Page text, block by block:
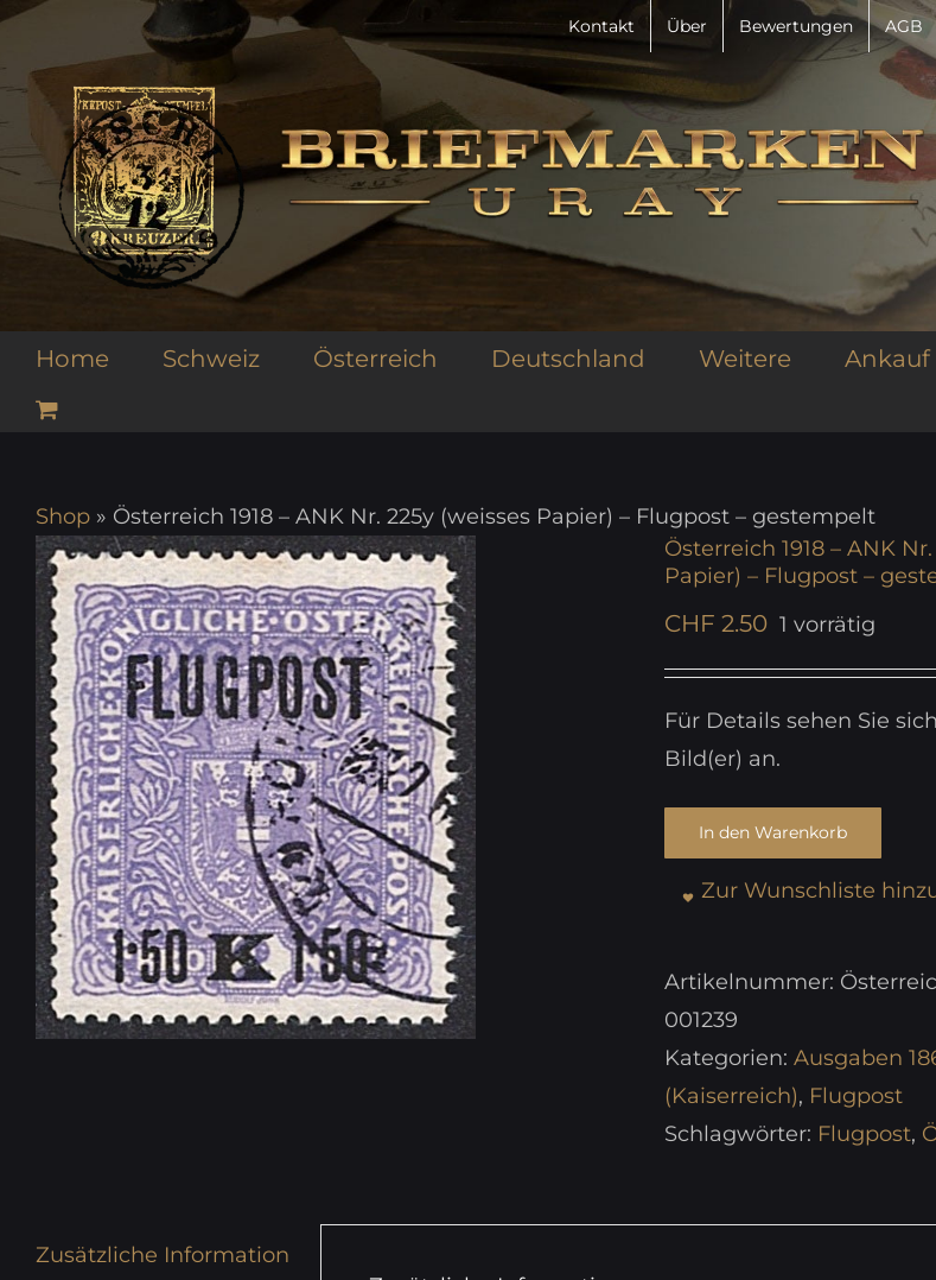
Zum
springen
Kontakt Über Bewertungen AGB
Home Schweiz Österreich Deutschland Weitere Ankauf
Shop » Österreich 1918 – ANK Nr. 225y (weisses Papier) – Flugpost – gestempelt
Österreich 1918 – ANK
Papier) – Flugpost –
CHF 2.50 1 vorrätig
Für Details sehen Sie
Bild(er) an.
In den Warenkorb
Zur Wunschliste
Artikelnummer:
001239
Kategorien: Ausgaben
(Kaiserreich), Flugpost
Schlagwörter: Flugpost,
Zusätzliche Information